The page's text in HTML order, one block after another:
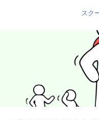
スク